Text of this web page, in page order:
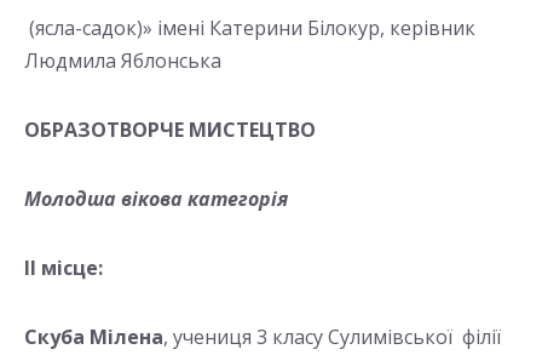
(ясла-садок)» імені Катерини Білокур, керівник
Людмила Яблонська
ОБРАЗОТВОРЧЕ МИСТЕЦТВО
Молодша вікова категорія
ІІ місце:
Скуба Мілена, учениця 3 класу Сулимівської філії